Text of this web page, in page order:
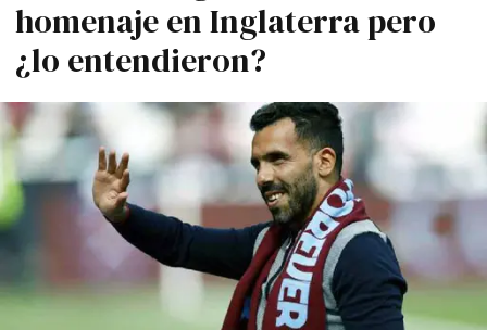
homenaje en Inglaterra pero
¿lo entendieron?